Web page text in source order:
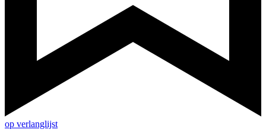
op verlanglijst